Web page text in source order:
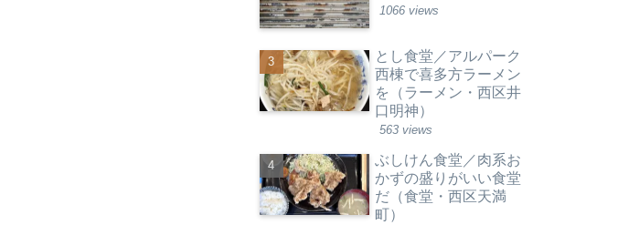
1066 views
とし食堂／アルパーク
西棟で喜多方ラーメン
を（ラーメン・西区井
口明神）
563 views
ぶしけん食堂／肉系お
かずの盛りがいい食堂
だ（食堂・西区天満
町）